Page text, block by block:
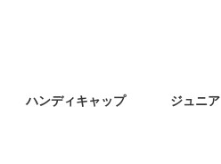
ハンディキャップ ジュニア